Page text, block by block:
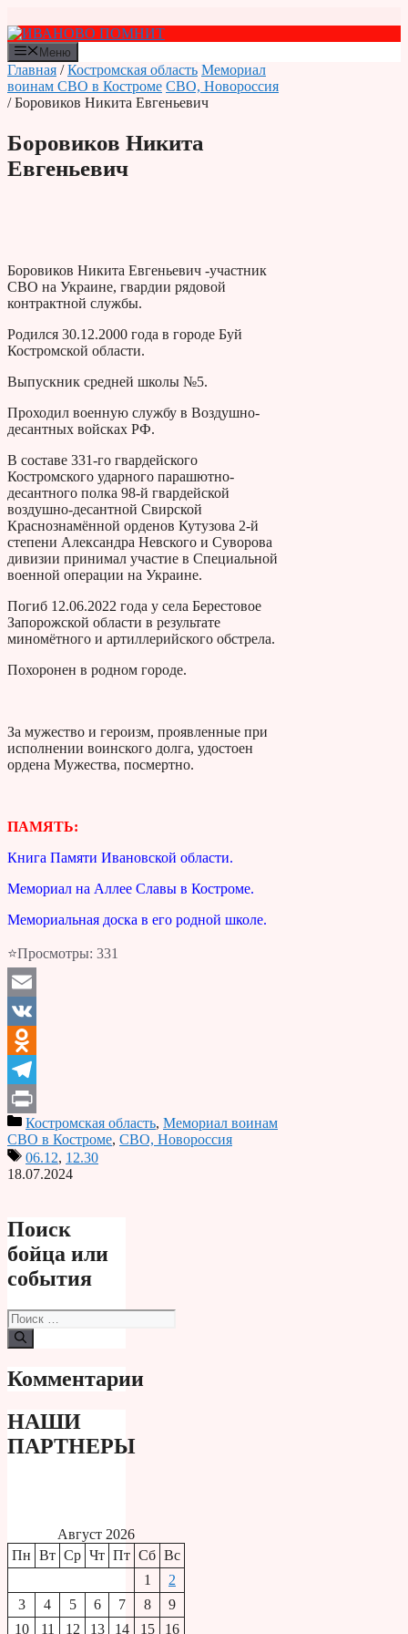
к
содержимому
Меню
Главная /Костромская область Мемориал
воинам СВО в Костроме СВО, Новороссия
/ Боровиков Никита Евгеньевич
Боровиков Никита
Евгеньевич
Боровиков Никита Евгеньевич -участник
СВО на Украине, гвардии рядовой
контрактной службы.
Родился 30.12.2000 года в городе Буй
Костромской области.
Выпускник средней школы №5.
Проходил военную службу в Воздушно-
десантных войсках РФ.
В составе 331-го гвардейского
Костромского ударного парашютно-
десантного полка 98-й гвардейской
воздушно-десантной Свирской
Краснознамённой орденов Кутузова 2-й
степени Александра Невского и Суворова
дивизии принимал участие в Специальной
военной операции на Украине.
Погиб 12.06.2022 года у села Берестовое
Запорожской области в результате
миномётного и артиллерийского обстрела.
Похоронен в родном городе.
За мужество и героизм, проявленные при
исполнении воинского долга, удостоен
ордена Мужества, посмертно.
ПАМЯТЬ:
Книга Памяти Ивановской области.
Мемориал на Аллее Славы в Костроме.
Мемориальная доска в его родной школе.
⭐Просмотры: 331
Email
VK
Odnoklassniki
Telegram
PrintКостромская область, Мемориал воинам
СВО в Костроме, СВО, Новороссия
06.12, 12.30
18.07.2024
Поиск
бойца или
события
Поиск:
Комментарии
НАШИ
ПАРТНЕРЫ
Август 2026
Пн Вт Ср Чт Пт Сб Вс
1
2
3
4 5 6 7 8
9
10
11 12 13 14 15 16